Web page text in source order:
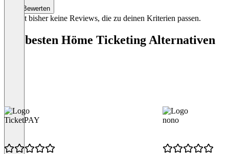
Bewerten
Es gibt bisher keine Reviews, die zu deinen Kriterien passen.
Die besten Höme Ticketing Alternativen
TicketPAY nono